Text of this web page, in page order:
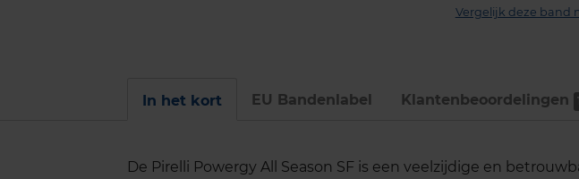
Vergelijk deze band
In het kort EU Bandenlabel Klantenbeoordelingen
De Pirelli Powergy All Season SF is een veelzijdige en